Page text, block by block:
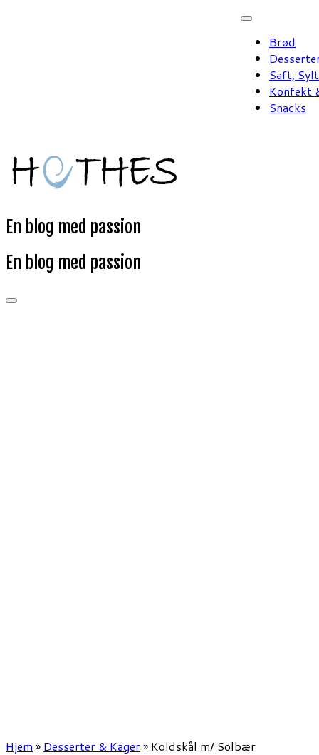
Brød
Saft,
Konfekt
Snacks
En blog med passion
En blog med passion
Hjem » Desserter & Kager» Koldskål m/ Solbær